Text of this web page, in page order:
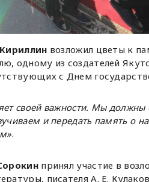
возложил цветы к
одному из создателей
с Днем
своей важности. Мы должны
и передать память о
.
принял участие в
писателя А. Е.